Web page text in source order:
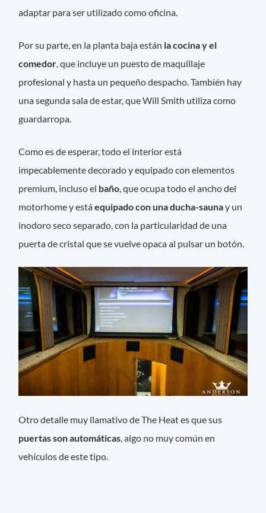
adaptar para ser utilizado como oficina.
Por su parte, en la planta baja están lacocina y el
comedor, que incluye un puesto de maquillaje
profesional y hasta un pequeño despacho. También hay
una segunda sala de estar, que Will Smith utiliza como
guardarropa.
Como es de esperar, todo el interior está
impecablemente decorado y equipado con elementos
premium, incluso el baño, que ocupa todo el ancho del
motorhome y estáequipado con una ducha-saunay un
inodoro seco separado, con la particularidad de una
puerta de cristal que se vuelve opaca al pulsar un botón.
Otro detalle muy llamativo de The Heat es que sus
puertas son automáticas, algo no muy común en
vehículos de este tipo.